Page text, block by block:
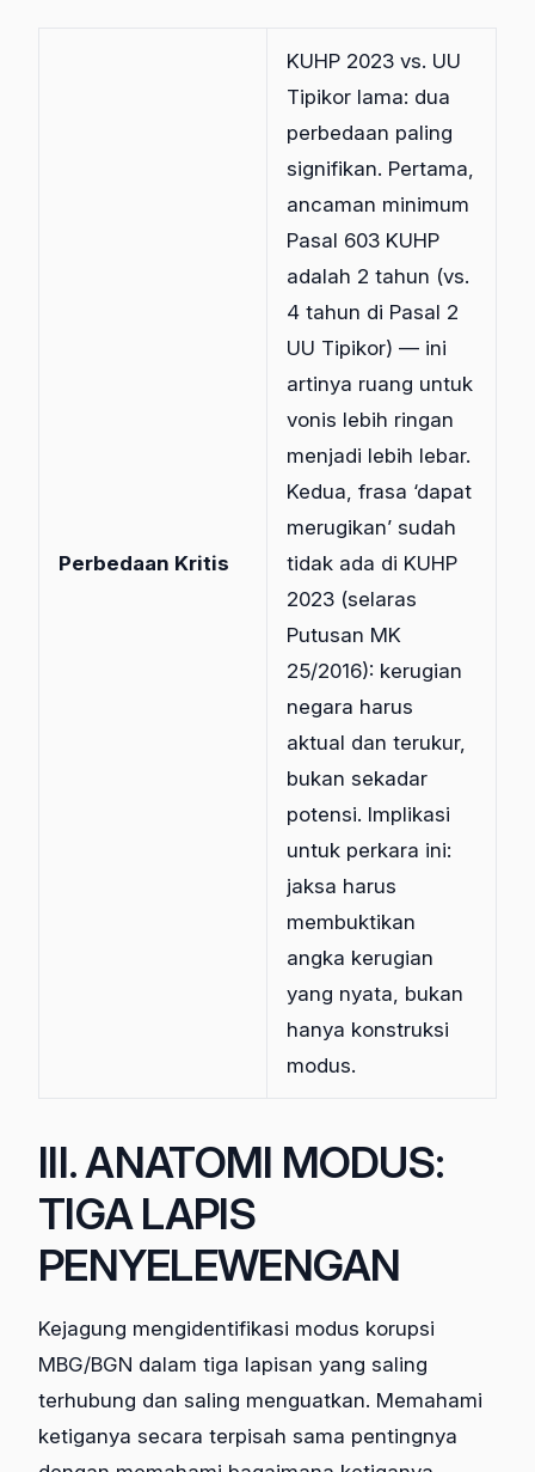
Perbedaan Kritis
KUHP 2023 vs. UU
Tipikor lama: dua
perbedaan paling
signifikan. Pertama,
ancaman minimum
Pasal 603 KUHP
adalah 2 tahun (vs.
4 tahun di Pasal 2
UU Tipikor) — ini
artinya ruang untuk
vonis lebih ringan
menjadi lebih lebar.
Kedua, frasa ‘dapat
merugikan’ sudah
tidak ada di KUHP
2023 (selaras
Putusan MK
25/2016): kerugian
negara harus
aktual dan terukur,
bukan sekadar
potensi. Implikasi
untuk perkara ini:
jaksa harus
membuktikan
angka kerugian
yang nyata, bukan
hanya konstruksi
modus.
III. ANATOMI MODUS:
TIGA LAPIS
PENYELEWENGAN
Kejagung mengidentifikasi modus korupsi
MBG/BGN dalam tiga lapisan yang saling
terhubung dan saling menguatkan. Memahami
ketiganya secara terpisah sama pentingnya